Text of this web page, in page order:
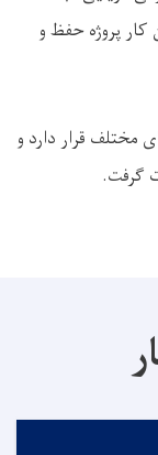
پروژه حفظ و
مختلف قرار دارد و
گرفت.